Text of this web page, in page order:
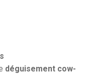
déguisement cow-